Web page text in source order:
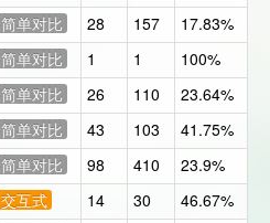
简单对比 28 157
17.83%
简单对比 1 1
100%
简单对比 26 110
23.64%
简单对比 43 103
41.75%
简单对比 98 410
23.9%
交互式 14 30
46.67%